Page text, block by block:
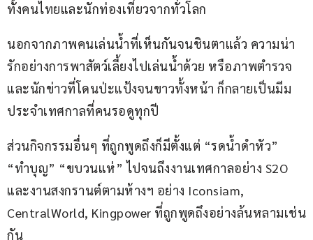
ทั้งคนไทยและนักท่องเที่ยวจากทั่วโลก
นอกจากภาพคนเล่นน้ำที่เห็นกันจนชินตาแล้ว ความน่า
รักอย่างการพาสัตว์เลี้ยงไปเล่นน้ำด้วย หรือภาพตำรวจ
และนักข่าวที่โดนป่ะแป้งจนขาวทั้งหน้า ก็กลายเป็นมีม
ประจำเทศกาลที่คนรอดูทุกปี
ส่วนกิจกรรมอื่นๆ ที่ถูกพูดถึงก็มีตั้งแต่ “รดน้ำดำหัว”
“ทำบุญ” “ขบวนแห่” ไปจนถึงงานเทศกาลอย่าง S2O
และงานสงกรานต์ตามห้างฯ อย่าง Iconsiam,
CentralWorld, Kingpower ที่ถูกพูดถึงอย่างล้นหลามเช่น
กัน